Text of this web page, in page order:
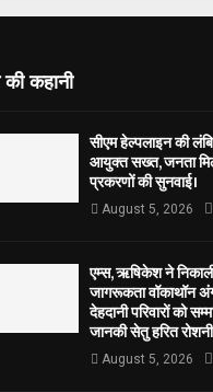
की कहानी
सीएम हेल्पलाइन की
आयुक्त सख्त, जनता
प्रकरणों की सुनवाई।
August 5, 2026
एम्स, ऋषिकेश ने
जागरूकता वॉकाथॉन
देहदानी परिवारों को
जानकी सेतु हरित
August 5, 2026